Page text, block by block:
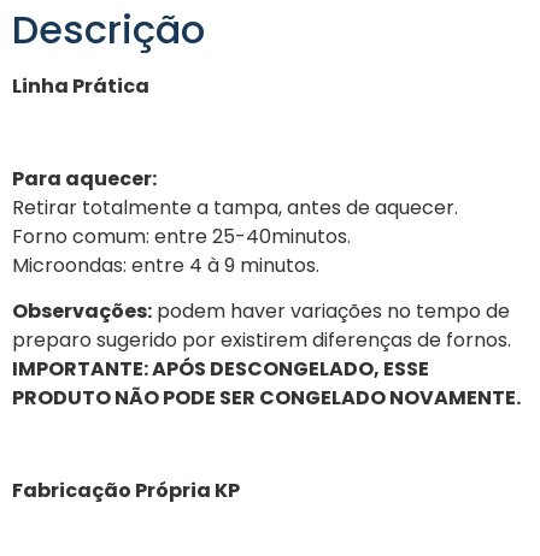
Descrição
Linha Prática
Para aquecer:
Retirar totalmente a tampa, antes de aquecer.
Forno comum: entre 25-40minutos.
Microondas: entre 4 à 9 minutos.
Observações: podem haver variações no tempo de
preparo sugerido por existirem diferenças de fornos.
IMPORTANTE: APÓS DESCONGELADO, ESSE
PRODUTO NÃO PODE SER CONGELADO NOVAMENTE.
Fabricação Própria KP